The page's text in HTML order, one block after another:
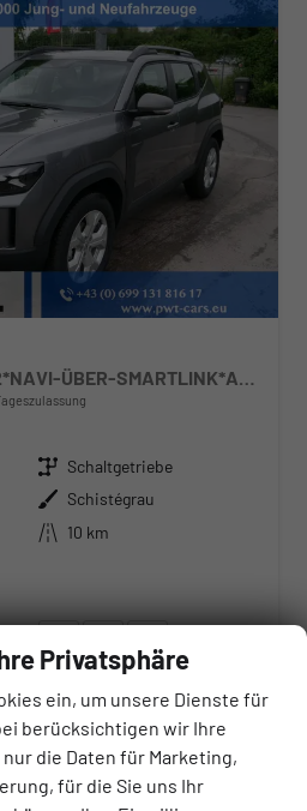
Expression 3 TCe 4x2*NAVI-ÜBER-SMARTLINK*AHK*PDC-KAMERA*LED*SHZ*17-ZOLL
Getriebe Schaltgetriebe
Außenfarbe Schistégrau
Kilometerstand
10 km
6,10 l/100km
g/km
Privatsphäre
ein, um unsere Dienste für
berücksichtigen wir Ihre
die Daten für Marketing,
für die Sie uns Ihr